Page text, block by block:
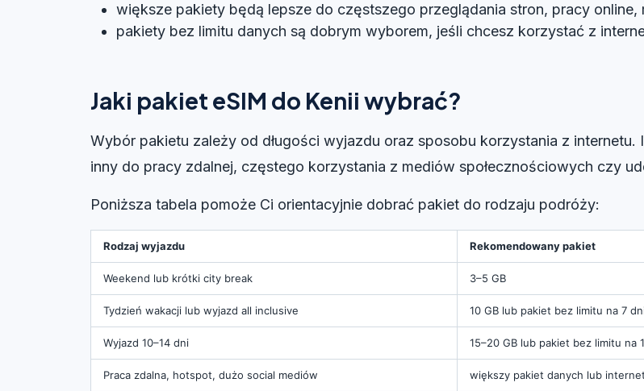
większe pakiety będą lepsze do częstszego przeglądania stron, pracy
pakiety bez limitu danych są dobrym wyborem, jeśli chcesz korzystać z
Jaki pakiet eSIM do Kenii wybrać?
Wybór pakietu zależy od długości wyjazdu oraz sposobu korzystania z
inny do pracy zdalnej, częstego korzystania z mediów społecznościowych czy
Poniższa tabela pomoże Ci orientacyjnie dobrać pakiet do rodzaju podróży:
Rodzaj wyjazdu Rekomendowany pakiet
Weekend lub krótki city break 3–5 GB
Tydzień wakacji lub wyjazd all inclusive 10 GB lub pakiet bez limitu na 7
Wyjazd 10–14 dni 15–20 GB lub pakiet bez limitu na
Praca zdalna, hotspot, dużo social mediów większy pakiet danych lub